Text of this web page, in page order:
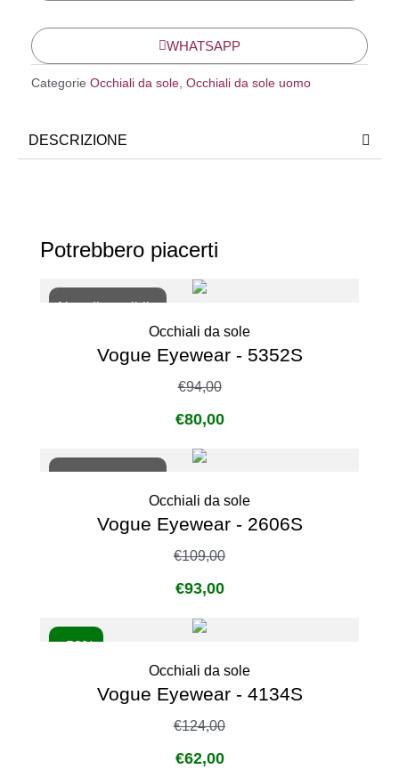
WHATSAPP
Categorie Occhiali da sole, Occhiali da sole uomo
DESCRIZIONE
Potrebbero piacerti
Non disponibile
Occhiali da sole
Vogue Eyewear - 5352S
€94,00
€80,00
Occhiali da sole
Vogue Eyewear - 2606S
€109,00
€93,00
- 50%
Occhiali da sole
Vogue Eyewear - 4134S
€124,00
€62,00